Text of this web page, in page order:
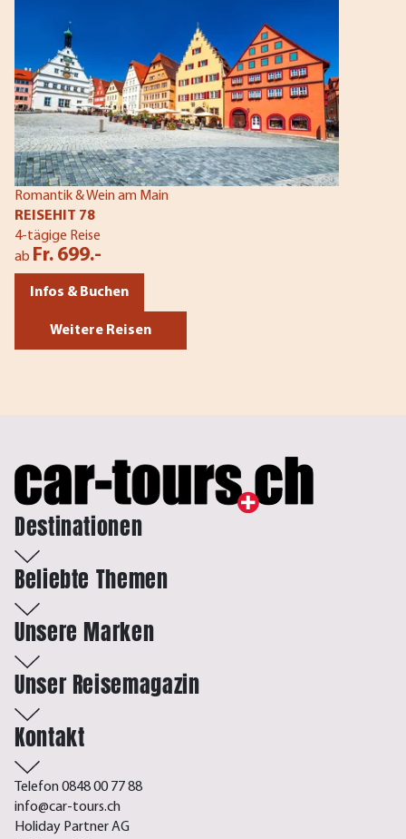
Romantik & Wein am Main
REISEHIT 78
4-tägige Reise
ab Fr. 699.-
Infos & Buchen
Weitere Reisen
Destinationen
Beliebte Themen
Unsere Marken
Unser Reisemagazin
Kontakt
Telefon 0848 00 77 88
info@car-tours.ch
Holiday Partner AG